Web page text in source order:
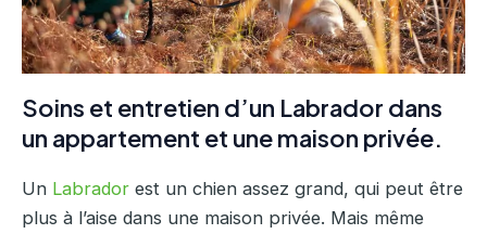
Soins et entretien d’un Labrador dans
un appartement et une maison privée.
Un Labrador est un chien assez grand, qui peut être
plus à l’aise dans une maison privée. Mais même